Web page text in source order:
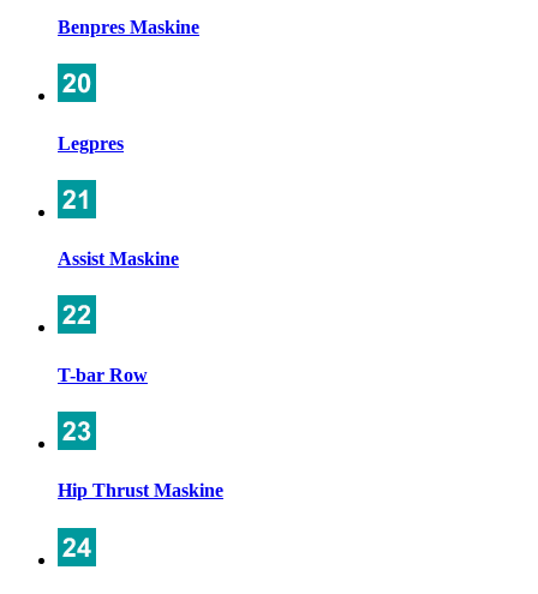
Benpres Maskine
Legpres
Assist Maskine
T-bar Row
Hip Thrust Maskine